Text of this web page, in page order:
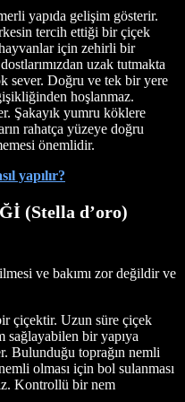
yapıda gelişim gösterir.
tercih ettiği bir çiçek
için zehirli bir
uzak tutmakta
sever. Doğru ve tek bir yere
hoşlanmaz.
Şakayık yumru köklere
rahatça yüzeye doğru
önemlidir.
yapılır?
(Stella d’oro)
ve bakımı zor değildir ve
çiçektir. Uzun süre çiçek
sağlayabilen bir yapıya
Bulunduğu toprağın nemli
olması için bol sulanması
Kontrollü bir nem